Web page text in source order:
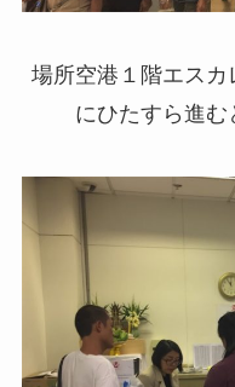
場所空港１階エス
にひたすら進